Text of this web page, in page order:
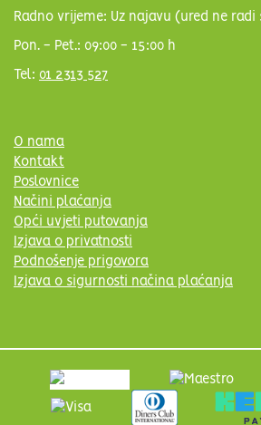
Radno vrijeme: Uz najavu (ured ne
Pon. - Pet.: 09:00 - 15:00 h
Tel: 01 2313 527
O nama
Kontakt
Poslovnice
Načini plaćanja
Opći uvjeti putovanja
Izjava o privatnosti
Podnošenje prigovora
Izjava o sigurnosti načina plaćanja